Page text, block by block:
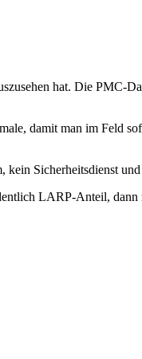
hat. Die
damit man im Feld
Sicherheitsdienst
LARP-Anteil,